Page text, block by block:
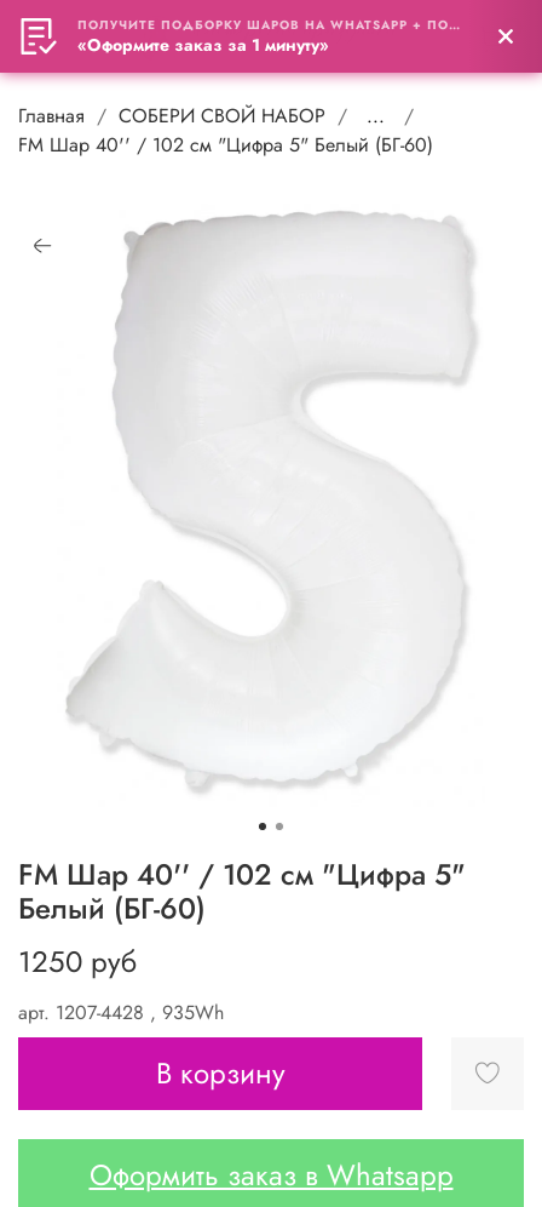
0
Главная СОБЕРИ СВОЙ НАБОР
...
FM Шар 40'' / 102 см "Цифра 5" Белый (БГ-60)
арт. 1207-4428 , 935Wh
FM Шар 40'' / 102 см "Цифра 5"
Белый (БГ-60)
1250 руб
В корзину
Оформить заказ в Whatsapp
ПОЛУЧИТЕ ПОДБОРКУ ШАРОВ НА WHATSAPP + ПОДАРОК
«Оформите заказ за 1 минуту»